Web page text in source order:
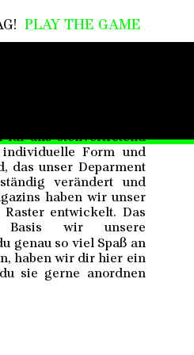
PLAY THE GAME
für uns stellvertretend
Form und
das unser Deparment
verändert und
haben wir unser
entwickelt. Das
wir unsere
genau so viel Spaß an
haben wir dir hier ein
sie gerne anordnen